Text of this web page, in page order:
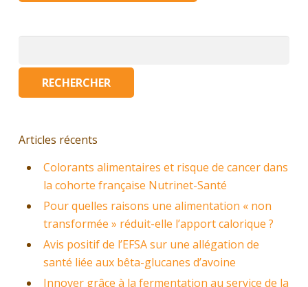
Articles récents
Colorants alimentaires et risque de cancer dans
la cohorte française Nutrinet-Santé
Pour quelles raisons une alimentation « non
transformée » réduit-elle l’apport calorique ?
Avis positif de l’EFSA sur une allégation de
santé liée aux bêta-glucanes d’avoine
Innover grâce à la fermentation au service de la